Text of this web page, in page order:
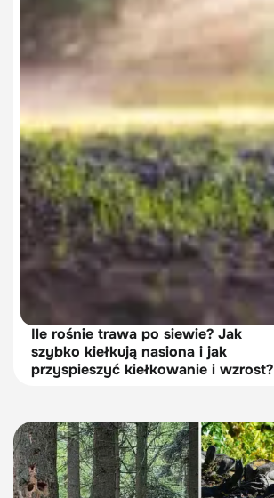
Ile rośnie trawa po siewie? Jak
szybko kiełkują nasiona i jak
przyspieszyć kiełkowanie i wzrost?